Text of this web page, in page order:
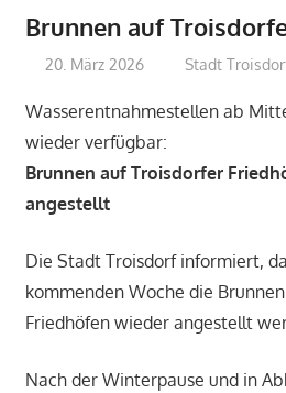
Brunnen auf
20. März 2026 treffpunkt
Stadt
Wasserentnahmestellen ab
wieder verfügbar:
Brunnen auf Troisdorfer
angestellt
Die Stadt Troisdorf informiert,
kommenden Woche die
Friedhöfen wieder angestellt
Nach der Winterpause und in